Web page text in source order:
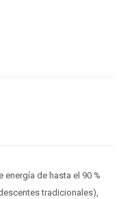
energía de hasta el 90 %
tradicionales),